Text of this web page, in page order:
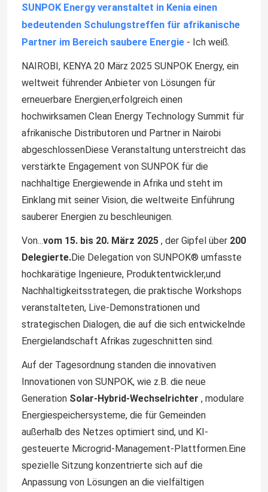
SUNPOK Energy veranstaltet in Kenia einen
bedeutenden Schulungstreffen für afrikanische
Partner im Bereich saubere Energie - Ich weiß.
NAIROBI, KENYA 20 März 2025 SUNPOK Energy, ein
weltweit führender Anbieter von Lösungen für
erneuerbare Energien,erfolgreich einen
hochwirksamen Clean Energy Technology Summit für
afrikanische Distributoren und Partner in Nairobi
abgeschlossenDiese Veranstaltung unterstreicht das
verstärkte Engagement von SUNPOK für die
nachhaltige Energiewende in Afrika und steht im
Einklang mit seiner Vision, die weltweite Einführung
sauberer Energien zu beschleunigen.
Von...vom 15. bis 20. März 2025 , der Gipfel über 200
Delegierte.Die Delegation von SUNPOK® umfasste
hochkarätige Ingenieure, Produktentwickler,und
Nachhaltigkeitsstrategen, die praktische Workshops
veranstalteten, Live-Demonstrationen und
strategischen Dialogen, die auf die sich entwickelnde
Energielandschaft Afrikas zugeschnitten sind.
Auf der Tagesordnung standen die innovativen
Innovationen von SUNPOK, wie z.B. die neue
Generation Solar-Hybrid-Wechselrichter , modulare
Energiespeichersysteme, die für Gemeinden
außerhalb des Netzes optimiert sind, und KI-
gesteuerte Microgrid-Management-Plattformen.Eine
spezielle Sitzung konzentrierte sich auf die
Anpassung von Lösungen an die vielfältigen